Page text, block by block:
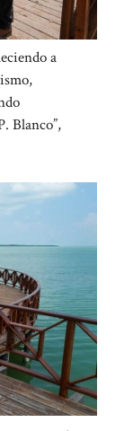
a
Blanco”,